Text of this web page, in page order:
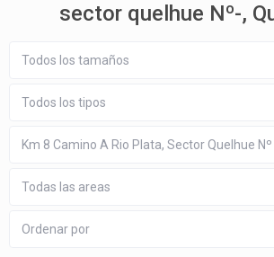
sector quelhue Nº-,
Todos los tamaños
Todos los tipos
Km 8 Camino A Rio Plata, Sector Quelhue
Todas las areas
Ordenar por